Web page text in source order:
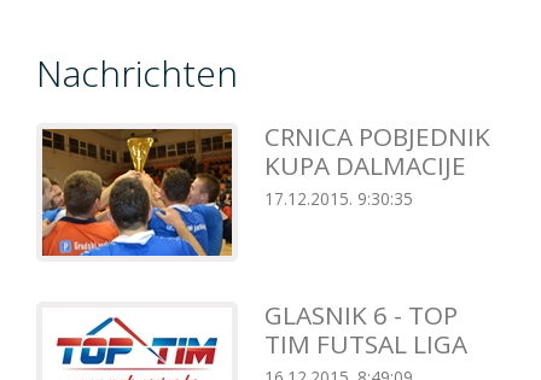
Nachrichten
CRNICA POBJEDNIK
KUPA DALMACIJE
17.12.2015. 9:30:35
GLASNIK 6 - TOP
TIM FUTSAL LIGA